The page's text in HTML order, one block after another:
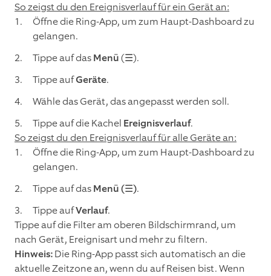
So zeigst du den Ereignisverlauf für ein Gerät an:
Öffne die Ring-App, um zum Haupt-Dashboard zu
gelangen.
Tippe auf dasMenü(☰).
Tippe aufGeräte.
Wähle das Gerät, das angepasst werden soll.
Tippe auf die Kachel Ereignisverlauf.
So zeigst du den Ereignisverlauf für alle Geräte an:
Öffne die Ring-App, um zum Haupt-Dashboard zu
gelangen.
Tippe auf dasMenü (☰).
Tippe aufVerlauf.
Tippe auf die Filter am oberen Bildschirmrand, um
nach Gerät, Ereignisart und mehr zu filtern.
Hinweis:Die Ring-App passt sich automatisch an die
aktuelle Zeitzone an, wenn du auf Reisen bist. Wenn